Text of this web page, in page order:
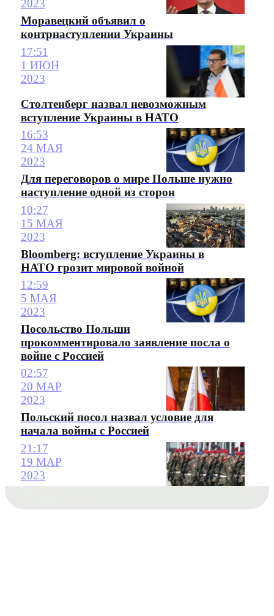
2023
Моравецкий объявил о
контрнаступлении Украины
17:51
1 ИЮН
2023
Столтенберг назвал невозможным
вступление Украины в НАТО
16:53
24 МАЯ
2023
Для переговоров о мире Польше нужно
наступление одной из сторон
10:27
15 МАЯ
2023
Bloomberg: вступление Украины в
НАТО грозит мировой войной
12:59
5 МАЯ
2023
Посольство Польши
прокомментировало заявление посла о
войне с Россией
02:57
20 МАР
2023
Польский посол назвал условие для
начала войны с Россией
21:17
19 МАР
2023